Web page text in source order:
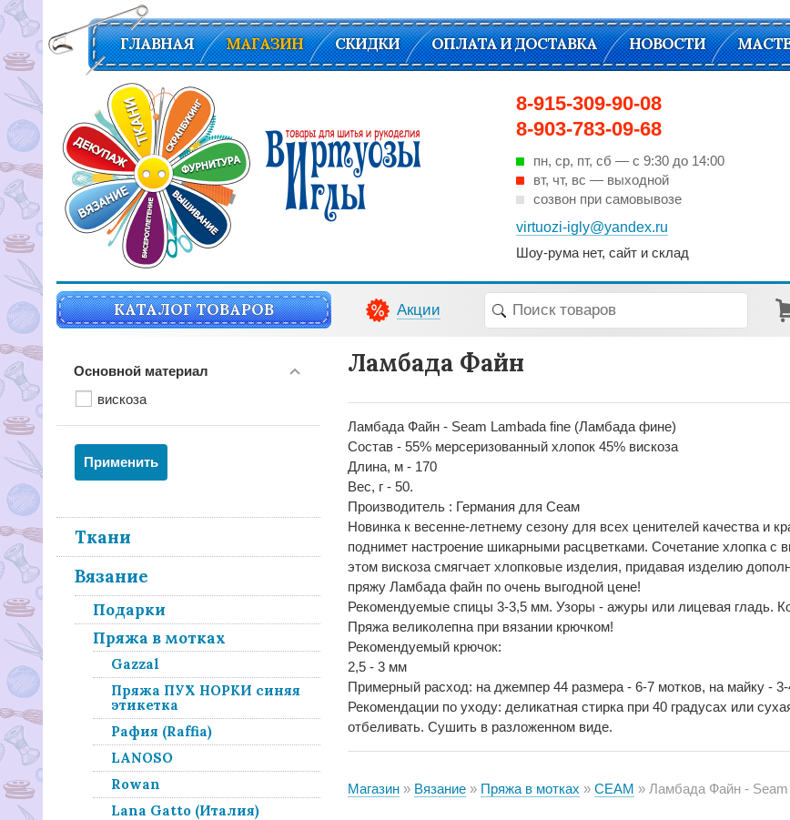
8-915-309-90-08
8-903-783-09-68
пн, ср, пт, cб — с 9:30 до 14:00
вт, чт, вс — выходной
созвон при самовывозе
virtuozi-igly@yandex.ru
Шоу-рума нет, сайт и склад
ГЛАВНАЯ МАГАЗИН СКИДКИ ОПЛАТА И ДОСТАВКА НОВОСТИ
КАТАЛОГ ТОВАРОВ Акции
Основной материал
вискоза
Ткани
Вязание
Подарки
Пряжа в мотках
Gazzal
Пряжа ПУХ НОРКИ синяя
этикетка
Рафия (Raffia)
LANOSO
Rowan
Lana Gatto (Италия)
Ламбада Файн
Ламбада Файн - Seam Lambada fine (Ламбада фине)
Состав - 55% мерсеризованный хлопок 45% вискоза
Длина, м - 170
Вес, г - 50.
Производитель : Германия для Сеам
Новинка к весенне-летнему сезону для всех ценителей качества и
поднимет настроение шикарными расцветками. Сочетание хлопка
этом вискоза смягчает хлопковые изделия, придавая изделию
пряжу Ламбада файн по очень выгодной цене!
Рекомендуемые спицы 3-3,5 мм. Узоры - ажуры или лицевая гладь.
Пряжа великолепна при вязании крючком!
Рекомендуемый крючок:
2,5 - 3 мм
Примерный расход: на джемпер 44 размера - 6-7 мотков, на майку - 3-
Рекомендации по уходу: деликатная стирка при 40 градусах или
отбеливать. Сушить в разложенном виде.
Магазин Вязание Пряжа в мотках СЕАМ Ламбада Файн - Seam